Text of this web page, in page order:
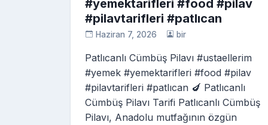
#yemektarifleri #food #pilav
#pilavtarifleri #patlıcan
Haziran 7, 2026 bir
Patlıcanlı Cümbüş Pilavı #ustaellerim
#yemek #yemektarifleri #food #pilav
#pilavtarifleri #patlıcan 🍆 Patlıcanlı
Cümbüş Pilavı Tarifi Patlıcanlı Cümbüş
Pilavı, Anadolu mutfağının özgün